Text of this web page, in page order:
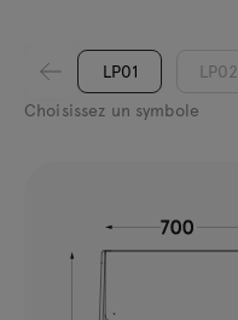
LP01 LP02
Choisissez un symbole